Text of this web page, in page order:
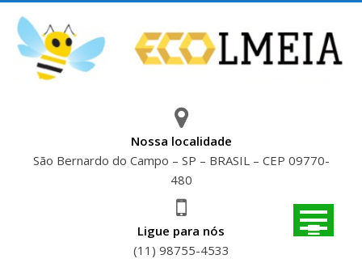
content
Nossa localidade
São Bernardo do Campo – SP – BRASIL – CEP 09770-
480
Ligue para nós
(11) 98755-4533